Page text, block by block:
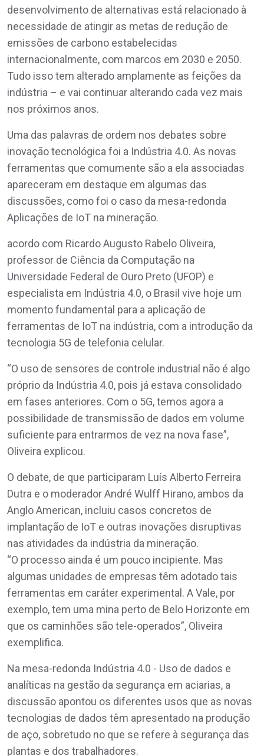
desenvolvimento de alternativas está relacionado à
necessidade de atingir as metas de redução de
emissões de carbono estabelecidas
internacionalmente, com marcos em 2030 e 2050.
Tudo isso tem alterado amplamente as feições da
indústria – e vai continuar alterando cada vez mais
nos próximos anos.
Uma das palavras de ordem nos debates sobre
inovação tecnológica foi a Indústria 4.0. As novas
ferramentas que comumente são a ela associadas
apareceram em destaque em algumas das
discussões, como foi o caso da mesa-redonda
Aplicações de IoT na mineração.
acordo com Ricardo Augusto Rabelo Oliveira,
professor de Ciência da Computação na
Universidade Federal de Ouro Preto (UFOP) e
especialista em Indústria 4.0, o Brasil vive hoje um
momento fundamental para a aplicação de
ferramentas de IoT na indústria, com a introdução da
tecnologia 5G de telefonia celular.
“O uso de sensores de controle industrial não é algo
próprio da Indústria 4.0, pois já estava consolidado
em fases anteriores. Com o 5G, temos agora a
possibilidade de transmissão de dados em volume
suficiente para entrarmos de vez na nova fase”,
Oliveira explicou.
O debate, de que participaram Luís Alberto Ferreira
Dutra e o moderador André Wulff Hirano, ambos da
Anglo American, incluiu casos concretos de
implantação de IoT e outras inovações disruptivas
nas atividades da indústria da mineração.
“O processo ainda é um pouco incipiente. Mas
algumas unidades de empresas têm adotado tais
ferramentas em caráter experimental. A Vale, por
exemplo, tem uma mina perto de Belo Horizonte em
que os caminhões são tele-operados”, Oliveira
exemplifica.
Na mesa-redonda Indústria 4.0 - Uso de dados e
analíticas na gestão da segurança em aciarias, a
discussão apontou os diferentes usos que as novas
tecnologias de dados têm apresentado na produção
de aço, sobretudo no que se refere à segurança das
plantas e dos trabalhadores.